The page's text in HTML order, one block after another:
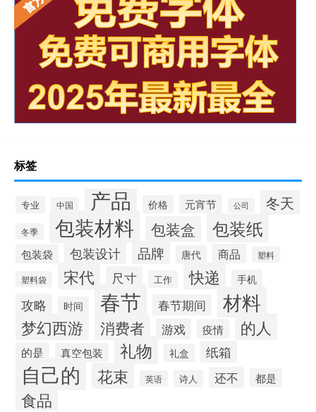
标签
专业 中国 产品 价格 元宵节 公司 冬天
冬季 包装材料 包装盒 包装纸
包装袋 包装设计 品牌 唐代 商品 塑料
塑料袋 宋代 尺寸 工作 快递 手机
攻略 时间 春节 春节期间 材料
梦幻西游 消费者 游戏 疫情 的人
的是 真空包装 礼物 礼盒 纸箱
自己的 花束 英语 诗人 还不 都是
食品